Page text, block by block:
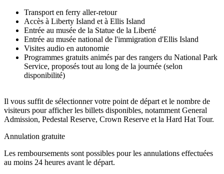
Transport en ferry aller-retour
Accès à Liberty Island et à Ellis Island
Entrée au musée de la Statue de la Liberté
Entrée au musée national de l'immigration d'Ellis Island
Visites audio en autonomie
Programmes gratuits animés par des rangers du National Park
Service, proposés tout au long de la journée (selon
disponibilité)
Il vous suffit de sélectionner votre point de départ et le nombre de
visiteurs pour afficher les billets disponibles, notamment General
Admission, Pedestal Reserve, Crown Reserve et la Hard Hat Tour.
Annulation gratuite
Les remboursements sont possibles pour les annulations effectuées
au moins 24 heures avant le départ.